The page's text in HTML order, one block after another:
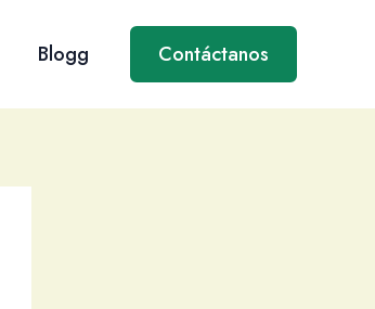
Blogg Contáctanos